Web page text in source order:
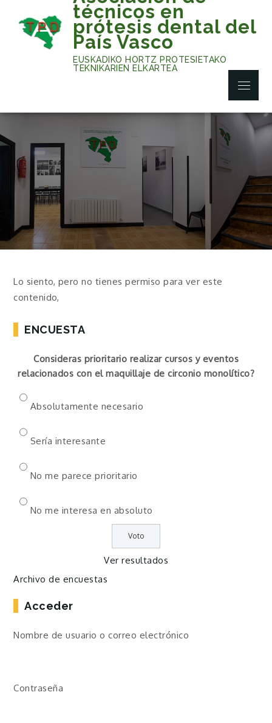
content
técnicos en
prótesis dental del
País Vasco
EUSKADIKO HORTZ PROTESIETAKO
TEKNIKARIEN ELKARTEA
Menu
Lo siento, pero no tienes permiso para ver este
contenido,
ENCUESTA
Consideras prioritario realizar cursos y eventos
relacionados con el maquillaje de circonio monolítico?
Absolutamente necesario
Sería interesante
No me parece prioritario
No me interesa en absoluto
Ver resultados
Archivo de encuestas
Acceder
Nombre de usuario o correo electrónico
Contraseña